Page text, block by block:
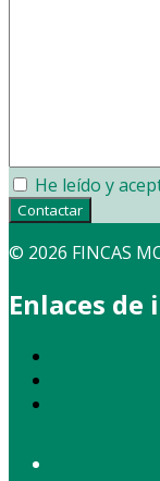
He leído y
Contactar
© 2026 FINCAS
Enlaces de